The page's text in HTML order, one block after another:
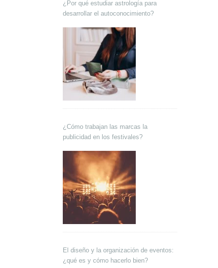
¿Por qué estudiar astrología para
desarrollar el autoconocimiento?
¿Cómo trabajan las marcas la
publicidad en los festivales?
El diseño y la organización de eventos:
¿qué es y cómo hacerlo bien?